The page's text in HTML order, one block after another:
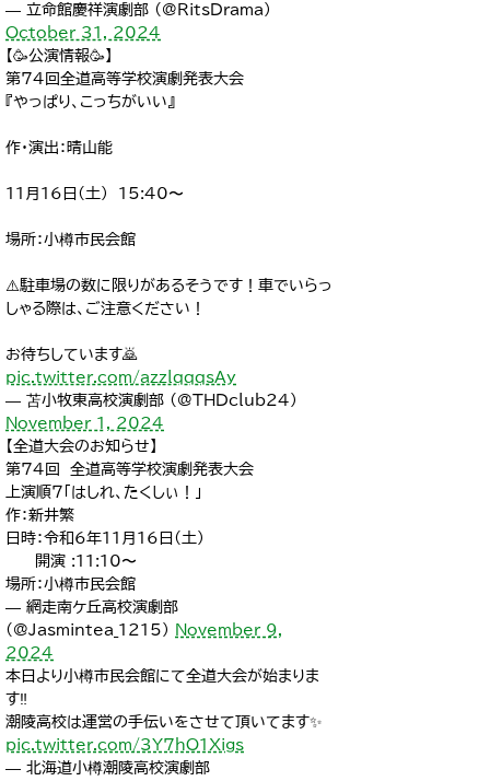
— 立命館慶祥演劇部 (@RitsDrama)
October 31, 2024
【🥳公演情報🥳】
第74回全道高等学校演劇発表大会
『やっぱり、こっちがいい』
作・演出：晴山能
11月16日(土) 15:40〜
場所：小樽市民会館
⚠️駐車場の数に限りがあるそうです！車でいらっ
しゃる際は、ご注意ください！
お待ちしています🙇
pic.twitter.com/azzlqqqsAy
— 苫小牧東高校演劇部 (@THDclub24)
November 1, 2024
【全道大会のお知らせ】
第74回 全道高等学校演劇発表大会
上演順７「はしれ、たくしぃ！」
作：新井繁
日時：令和6年11月16日(土)
開演 :11:10〜
場所：小樽市民会館
— 網走南ケ丘高校演劇部
(@Jasmintea_1215)
November 9,
2024
本日より小樽市民会館にて全道大会が始まりま
す‼️
潮陵高校は運営の手伝いをさせて頂いてます✨
pic.twitter.com/3Y7hO1Xigs
— 北海道小樽潮陵高校演劇部